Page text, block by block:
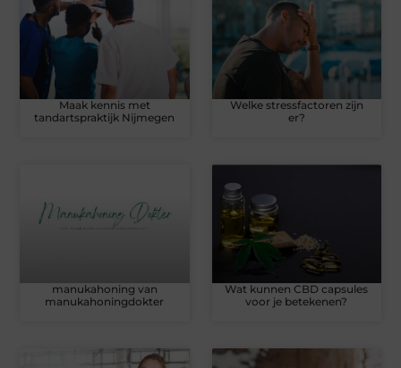
Maak kennis met
tandartspraktijk Nijmegen
Welke stressfactoren zijn
er?
manukahoning van
manukahoningdokter
Wat kunnen CBD capsules
voor je betekenen?